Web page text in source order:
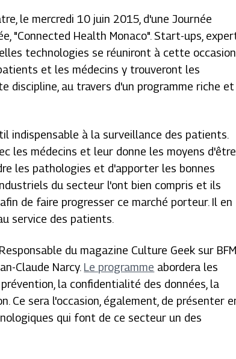
le mercredi 10 juin 2015, d'une Journée
"Connected Health Monaco". Start-ups,
technologies se réuniront à cette occasion
et les médecins y trouveront les
discipline, au travers d'un programme riche et
indispensable à la surveillance des patients.
les médecins et leur donne les moyens d'être
les pathologies et d'apporter les bonnes
du secteur l'ont bien compris et ils
de faire progresser ce marché porteur. Il en
service des patients.
du magazine Culture Geek sur BFM
Claude Narcy. Le programme abordera les
la confidentialité des données, la
sera l'occasion, également, de présenter
qui font de ce secteur un des